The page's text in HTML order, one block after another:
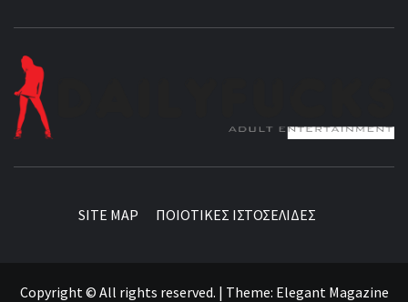
SITE MAP ΠΟΙΟΤΙΚΕΣ ΙΣΤΟΣΕΛΙΔΕΣ
Copyright © All rights reserved. | Theme: Elegant Magazine